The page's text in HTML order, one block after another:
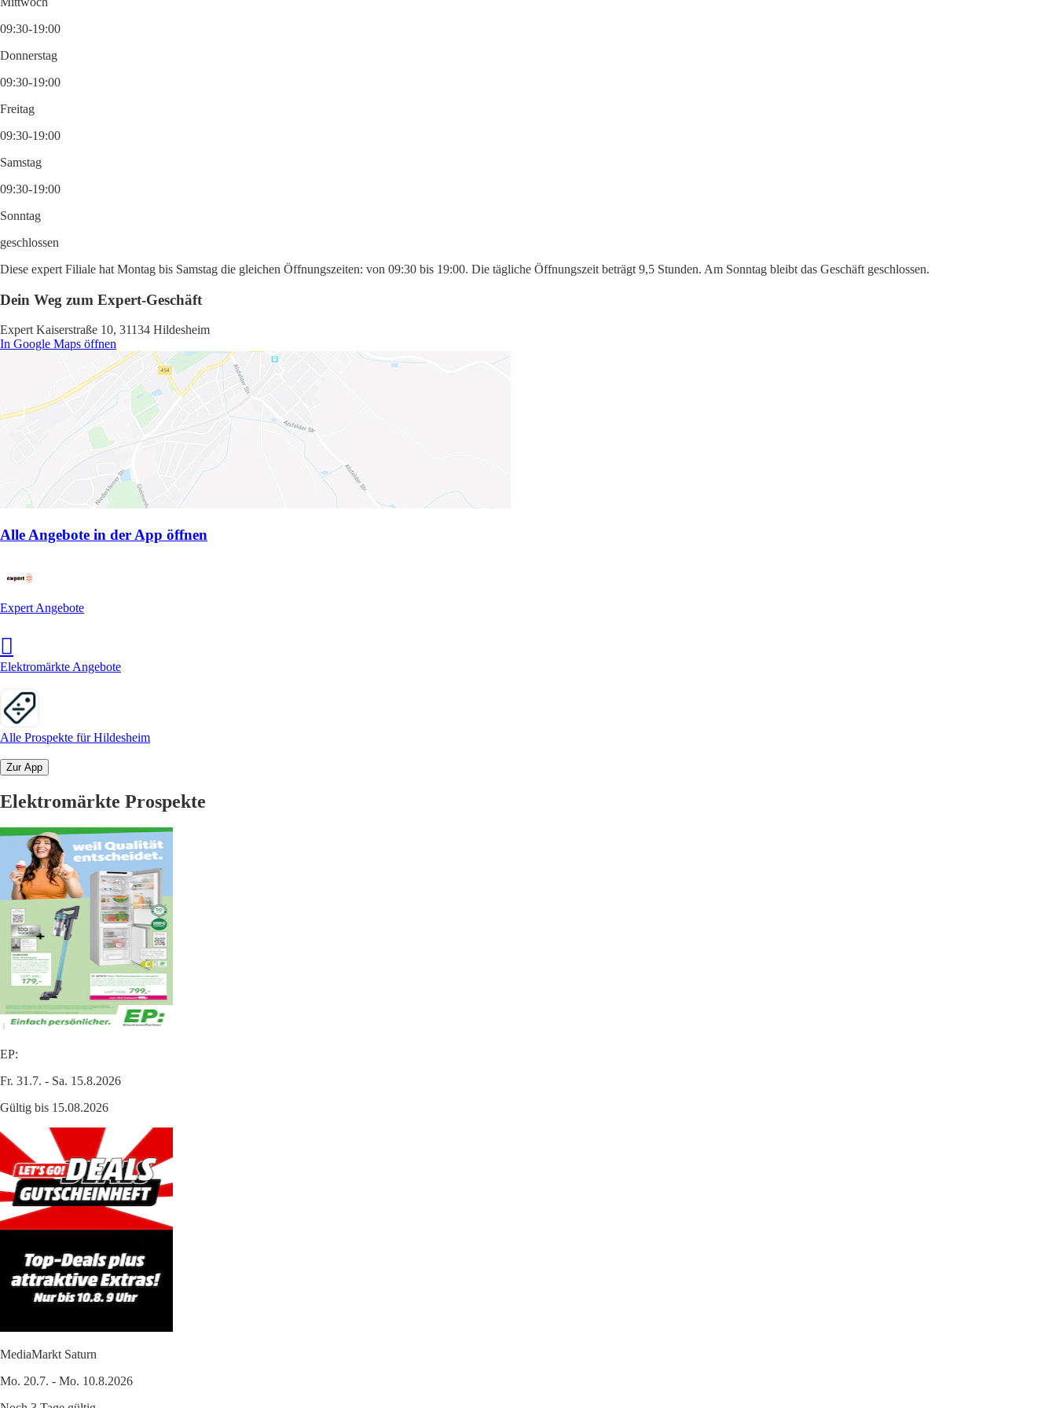
09:30-19:00
Donnerstag
09:30-19:00
Freitag
09:30-19:00
Samstag
09:30-19:00
Sonntag
geschlossen
Diese expert Filiale hat Montag bis Samstag die gleichen Öffnungszeiten: von 09:30 bis 19:00. Die tägliche Öffnungszeit beträgt 9,5 Stunden. Am Sonntag bleibt das Geschäft geschlossen.
Dein Weg zum Expert-Geschäft
Expert Kaiserstraße 10, 31134 Hildesheim
In Google Maps öffnen
Alle Angebote in der App öffnen
Expert Angebote
Elektromärkte Angebote
Alle Prospekte für Hildesheim
Zur App
Elektromärkte Prospekte
EP:
Fr. 31.7. - Sa. 15.8.2026
Gültig bis 15.08.2026
MediaMarkt Saturn
Mo. 20.7. - Mo. 10.8.2026